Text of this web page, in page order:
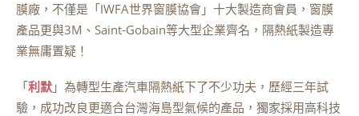
膜廠，不僅是「IWFA世界窗膜協會」十大製造商會員，窗膜
產品更與3M、Saint-Gobain等大型企業齊名，隔熱紙製造專
業無庸置疑！
「利默 」為轉型生產汽車隔熱紙下了不少功夫，歷經三年試
驗，成功改良更適合台灣海島型氣候的產品，獨家採用高科技